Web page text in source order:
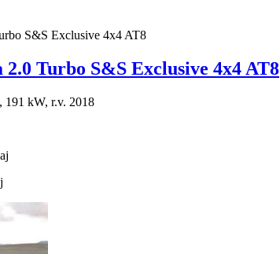
Turbo S&S Exclusive 4x4 AT8
191 kW, r.v. 2018